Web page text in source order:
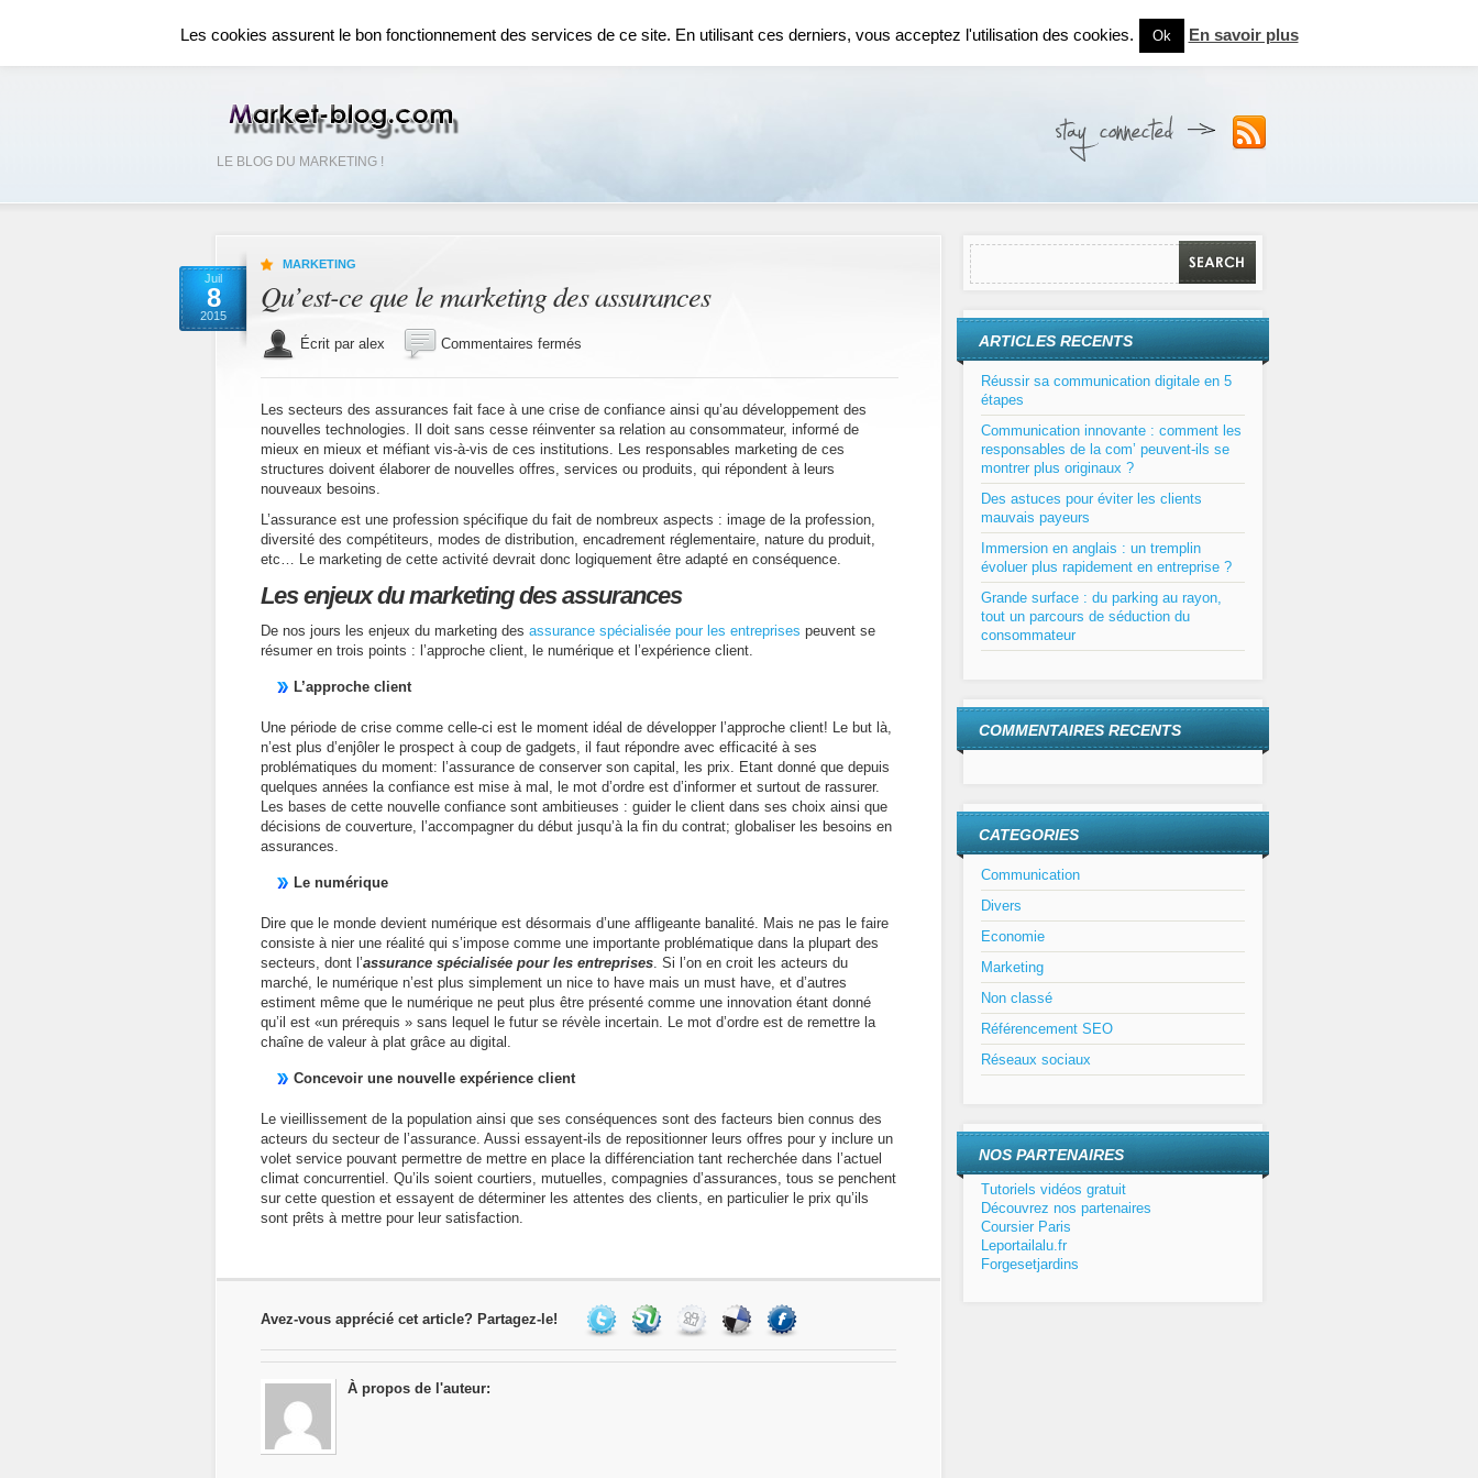
LE BLOG DU MARKETING !
ACCUEIL RÉSEAUX SOCIAUX RÉFÉRENCEMENT SEO COMMUNICATION DIVERS ECONOMIE CONTACT
Juil
8
2015
MARKETING
Qu’est-ce que le marketing des assurances
Écrit par alex Commentaires fermés
ce
le
marketing
des
assurances
Les secteurs des assurances fait face à une crise de confiance ainsi qu’au développement des
nouvelles technologies. Il doit sans cesse réinventer sa relation au consommateur, informé de
mieux en mieux et méfiant vis-à-vis de ces institutions. Les responsables marketing de ces
structures doivent élaborer de nouvelles offres, services ou produits, qui répondent à leurs
nouveaux besoins.
L’assurance est une profession spécifique du fait de nombreux aspects : image de la profession,
diversité des compétiteurs, modes de distribution, encadrement réglementaire, nature du produit,
etc… Le marketing de cette activité devrait donc logiquement être adapté en conséquence.
Les enjeux du marketing des assurances
De nos jours les enjeux du marketing des assurance spécialisée pour les entreprises peuvent se
résumer en trois points : l’approche client, le numérique et l’expérience client.
L’approche client
Une période de crise comme celle-ci est le moment idéal de développer l’approche client! Le but là,
n’est plus d’enjôler le prospect à coup de gadgets, il faut répondre avec efficacité à ses
problématiques du moment: l’assurance de conserver son capital, les prix. Etant donné que depuis
quelques années la confiance est mise à mal, le mot d’ordre est d’informer et surtout de rassurer.
Les bases de cette nouvelle confiance sont ambitieuses : guider le client dans ses choix ainsi que
décisions de couverture, l’accompagner du début jusqu’à la fin du contrat; globaliser les besoins en
assurances.
Le numérique
Dire que le monde devient numérique est désormais d’une affligeante banalité. Mais ne pas le faire
consiste à nier une réalité qui s’impose comme une importante problématique dans la plupart des
secteurs, dont l’assurance spécialisée pour les entreprises. Si l’on en croit les acteurs du
marché, le numérique n’est plus simplement un nice to have mais un must have, et d’autres
estiment même que le numérique ne peut plus être présenté comme une innovation étant donné
qu’il est «un prérequis » sans lequel le futur se révèle incertain. Le mot d’ordre est de remettre la
chaîne de valeur à plat grâce au digital.
Concevoir une nouvelle expérience client
Le vieillissement de la population ainsi que ses conséquences sont des facteurs bien connus des
acteurs du secteur de l’assurance. Aussi essayent-ils de repositionner leurs offres pour y inclure un
volet service pouvant permettre de mettre en place la différenciation tant recherchée dans l’actuel
climat concurrentiel. Qu’ils soient courtiers, mutuelles, compagnies d’assurances, tous se penchent
sur cette question et essayent de déterminer les attentes des clients, en particulier le prix qu’ils
sont prêts à mettre pour leur satisfaction.
Avez-vous apprécié cet article? Partagez-le!
À propos de l'auteur:
ARTICLES RECENTS
Réussir sa communication digitale en 5
étapes
Communication innovante : comment les
responsables de la com’ peuvent-ils se
montrer plus originaux ?
Des astuces pour éviter les clients
mauvais payeurs
Immersion en anglais : un tremplin
évoluer plus rapidement en entreprise ?
Grande surface : du parking au rayon,
tout un parcours de séduction du
consommateur
COMMENTAIRES RECENTS
CATEGORIES
Communication
Divers
Economie
Marketing
Non classé
Référencement SEO
Réseaux sociaux
NOS PARTENAIRES
Tutoriels vidéos gratuit
Découvrez nos partenaires
Coursier Paris
Leportailalu.fr
Forgesetjardins
Les cookies assurent le bon fonctionnement des services de ce site. En utilisant ces derniers, vous acceptez l'utilisation des cookies. Ok En savoir plus